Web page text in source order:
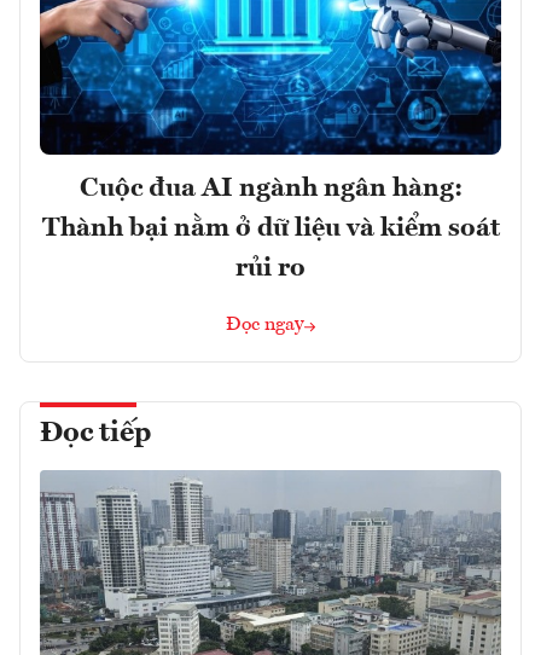
Cuộc đua AI ngành ngân hàng:
Thành bại nằm ở dữ liệu và kiểm soát
rủi ro
Đọc ngay
Đọc tiếp